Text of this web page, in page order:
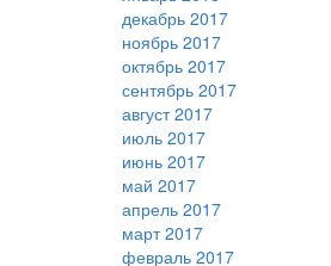
декабрь 2017
ноябрь 2017
октябрь 2017
сентябрь 2017
август 2017
июль 2017
июнь 2017
май 2017
апрель 2017
март 2017
февраль 2017